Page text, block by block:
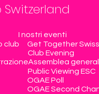
Switzerland
I nostri eventi
club
Get Together
Club Evening
Assemblea
Public Viewing ESC
OGAE Poll
OGAE Second